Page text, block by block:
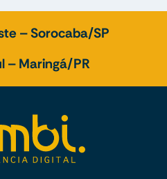
– Sorocaba/SP
– Maringá/PR